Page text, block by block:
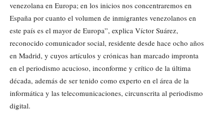
venezolana en Europa; en los inicios nos concentraremos en
España por cuanto el volumen de inmigrantes venezolanos en
este país es el mayor de Europa”, explica Víctor Suárez,
reconocido comunicador social, residente desde hace ocho años
en Madrid, y cuyos artículos y crónicas han marcado impronta
en el periodismo acucioso, inconforme y crítico de la última
década, además de ser tenido como experto en el área de la
informática y las telecomunicaciones, circunscrita al periodismo
digital.